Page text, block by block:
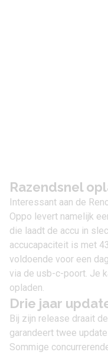
Razendsnel
Interessant aan de
Oppo levert namelijk
die laadt de accu in
accucapaciteit is met
voldoende voor een
via de usb-c-poort. Je
opladen.
Drie jaar
Bij zijn release draait
garandeert twee
Sommige